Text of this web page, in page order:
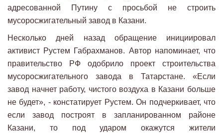
адресованной Путину с просьбой не строить
мусоросжигательный завод в Казани.
Несколько дней назад обращение инициировал
активист Рустем Габрахманов. Автор напоминает, что
правительство РФ одобрило проект строительства
мусоросжигательного завода в Татарстане. «Если
завод начнет работу, чистого воздуха в Казани больше
не будет», - констатирует Рустем. Он подчеркивает, что
если завод построят в запланированном районе
Казани, то под ударом окажутся жители